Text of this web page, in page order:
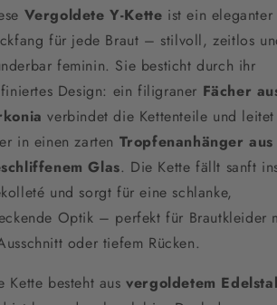
Vergoldete Y-Kette ist ein eleganter
für jede Braut – stilvoll, zeitlos
feminin. Sie besticht durch ihr
Design: ein filigraner Fächer
verbindet die Kettenteile und leitet
in einen zarten Tropfenanhänger aus
Glas. Die Kette fällt sanft
und sorgt für eine schlanke,
Optik – perfekt für Brautkleider
oder tiefem Rücken.
Kette besteht ausvergoldetem